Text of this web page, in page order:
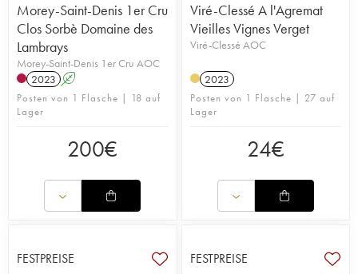
Morey-Saint-Denis 1er Cru
Clos Sorbè Domaine des
Lambrays
Morey-Saint-Denis 1er Cru AOC
2023 A
Posten von 1 Flasche | 18 auf
Lager
200€
Viré-Clessé A l'Agremat
Vieilles Vignes Verget
Viré-Clessé AOC
2023
Posten von 1 Flasche | 27 auf
Lager
24€
FESTPREISE FESTPREISE